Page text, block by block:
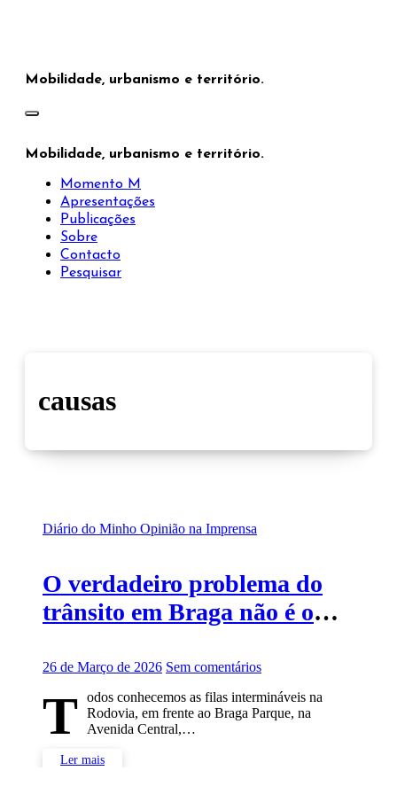
Mobilidade, urbanismo e território.
Mobilidade, urbanismo e território.
Momento M
Apresentações
Publicações
Sobre
Contacto
Pesquisar
causas
Diário do Minho Opinião na Imprensa
O verdadeiro problema do
trânsito em Braga não é o
26 de Março de 2026 Sem comentários
T odos conhecemos as filas intermináveis na
Rodovia, em frente ao Braga Parque, na
Avenida Central,…
Ler mais